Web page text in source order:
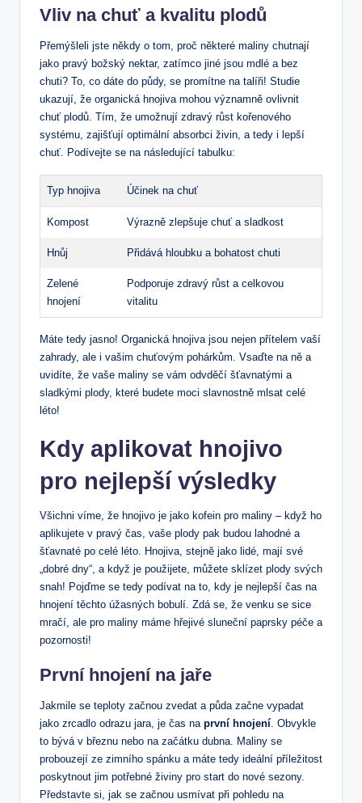
Vliv na chuť a kvalitu plodů
Přemýšleli jste někdy o tom, proč některé maliny chutnají
jako pravý božský nektar, zatímco jiné jsou mdlé a bez
chuti? To, co dáte do půdy, se promítne na talíři! Studie
ukazují, že organická hnojiva mohou významně ovlivnit
chuť plodů. Tím, že umožnují zdravý růst kořenového
systému, zajišťují optimální absorbci živin, a tedy i lepší
chuť. Podívejte se na následující tabulku:
Typ hnojiva Účinek na chuť
Kompost Výrazně zlepšuje chuť a sladkost
Hnůj Přidává hloubku a bohatost chuti
Zelené
hnojení
Podporuje zdravý růst a celkovou
vitalitu
Máte tedy jasno! Organická hnojiva jsou nejen přítelem vaší
zahrady, ale i vašim chuťovým pohárkům. Vsaďte na ně a
uvidíte, že vaše maliny se vám odvděčí šťavnatými a
sladkými plody, které budete moci slavnostně mlsat celé
léto!
Kdy aplikovat hnojivo
pro nejlepší výsledky
Všichni víme, že hnojivo je jako kofein pro maliny – když ho
aplikujete v pravý čas, vaše plody pak budou lahodné a
šťavnaté po celé léto. Hnojiva, stejně jako lidé, mají své
„dobré dny“, a když je použijete, můžete sklízet plody svých
snah! Pojďme se tedy podívat na to, kdy je nejlepší čas na
hnojení těchto úžasných bobulí. Zdá se, že venku se sice
mračí, ale pro maliny máme hřejivé sluneční paprsky péče a
pozornosti!
První hnojení na jaře
Jakmile se teploty začnou zvedat a půda začne vypadat
jako zrcadlo odrazu jara, je čas na první hnojení. Obvykle
to bývá v březnu nebo na začátku dubna. Maliny se
probouzejí ze zimního spánku a máte tedy ideální příležitost
poskytnout jim potřebné živiny pro start do nové sezony.
Představte si, jak se začnou usmívat při pohledu na